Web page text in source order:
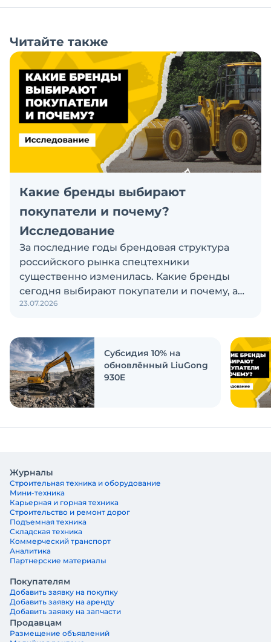
Читайте также
Какие бренды выбирают
покупатели и почему?
Исследование
За последние годы брендовая структура
российского рынка спецтехники
существенно изменилась. Какие бренды
сегодня выбирают покупатели и почему, а
также кого считают лидерами рынка?
ответить на эти вопросы
23.07.2026
Субсидия 10% на
обновлённый LiuGong
930E
Журналы
Строительная техника и оборудование
Мини-техника
Карьерная и горная техника
Строительство и ремонт дорог
Подъемная техника
Складская техника
Коммерческий транспорт
Аналитика
Партнерские материалы
Покупателям
Добавить заявку на покупку
Добавить заявку на аренду
Добавить заявку на запчасти
Продавцам
Размещение объявлений